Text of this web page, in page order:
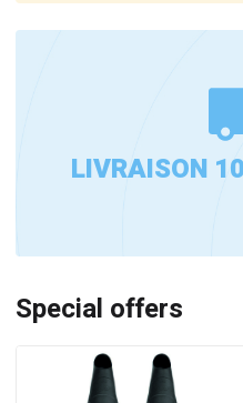
LIVRAISON
Special offers